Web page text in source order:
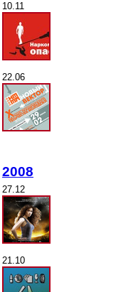
10.11
22.06
2008
27.12
21.10